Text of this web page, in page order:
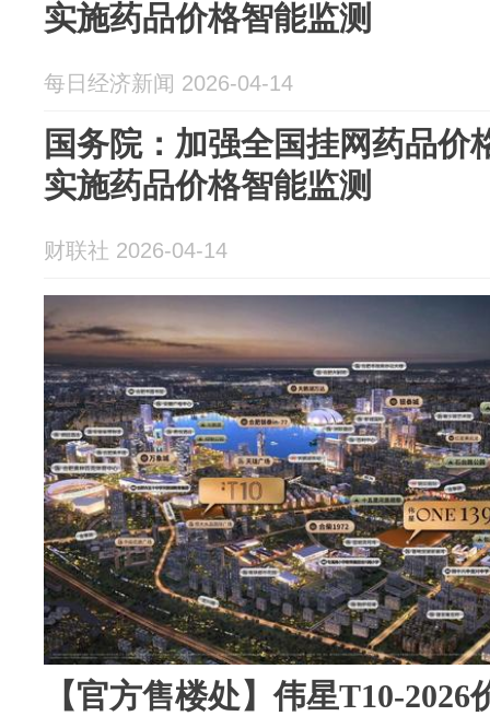
实施药品价格智能监测
每日经济新闻 2026-04-14
国务院：加强全国挂网药品价
实施药品价格智能监测
财联社 2026-04-14
【官方售楼处】伟星T10-